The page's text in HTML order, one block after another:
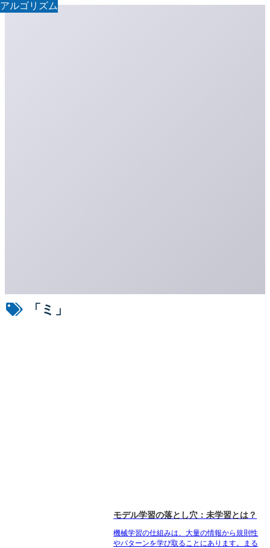
「ミ」
学習
モデル学習の落とし穴：未学習とは？
機械学習の仕組みは、大量の情報から規則性
やパターンを学び取ることにあります。まる
学習
アルゴリズム
学習
AI活用
AI活用
GPU
アルゴリズム
アルゴリズム